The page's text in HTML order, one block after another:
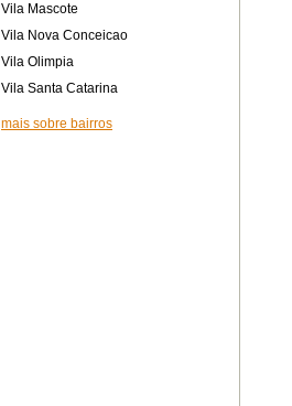
Vila Mascote
Vila Nova Conceicao
Vila Olimpia
Vila Santa Catarina
mais sobre bairros